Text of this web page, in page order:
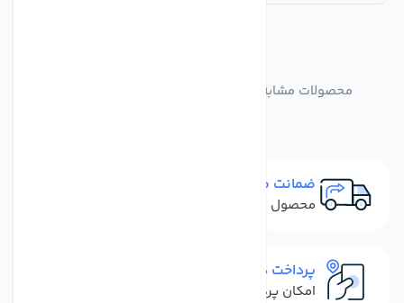
محصولات مشابه کلگی پمپ دستگاه تصفیه آب خانگی
ضمانت مرجوعی
محصول نباید آسیب دیده باشد
پرداخت در محل
امکان پرداخت کل فاکتور در محل